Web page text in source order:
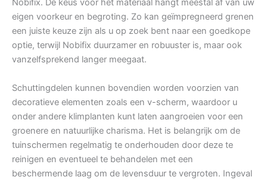
Nobifix. De keus voor het materiaal hangt meestal af van uw
eigen voorkeur en begroting. Zo kan geïmpregneerd grenen
een juiste keuze zijn als u op zoek bent naar een goedkope
optie, terwijl Nobifix duurzamer en robuuster is, maar ook
vanzelfsprekend langer meegaat.
Schuttingdelen kunnen bovendien worden voorzien van
decoratieve elementen zoals een v-scherm, waardoor u
onder andere klimplanten kunt laten aangroeien voor een
groenere en natuurlijke charisma. Het is belangrijk om de
tuinschermen regelmatig te onderhouden door deze te
reinigen en eventueel te behandelen met een
beschermende laag om de levensduur te vergroten. Ingeval